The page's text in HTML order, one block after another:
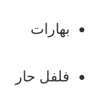
بهارات
فلفل حار